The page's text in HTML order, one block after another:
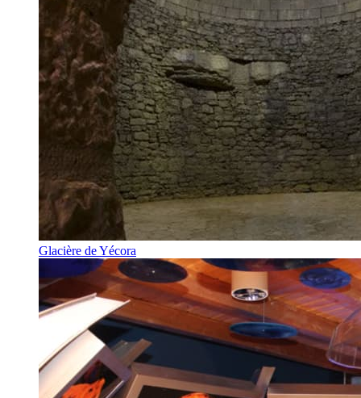
Glacière de Yécora